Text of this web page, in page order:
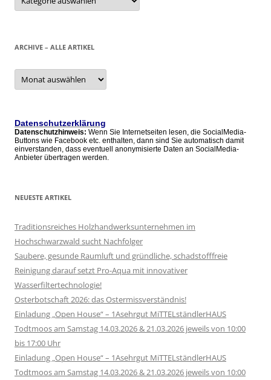
ARCHIVE – ALLE ARTIKEL
Archive
alle
Datenschutzerklärung
Datenschutzhinweis: Wenn Sie Internetseiten lesen, die SocialMedia-
Buttons wie Facebook etc. enthalten, dann sind Sie automatisch damit
einverstanden, dass eventuell anonymisierte Daten an SocialMedia-
Anbieter übertragen werden.
NEUESTE ARTIKEL
Traditionsreiches Holzhandwerksunternehmen im
Hochschwarzwald sucht Nachfolger
Saubere, gesunde Raumluft und gründliche, schadstofffreie
Reinigung darauf setzt Pro-Aqua mit innovativer
Wasserfiltertechnologie!
Osterbotschaft 2026: das Ostermissverständnis!
Einladung „Open House“ – 1Asehrgut MiTTELständlerHAUS
Todtmoos am Samstag 14.03.2026 & 21.03.2026 jeweils von 10:00
bis 17:00 Uhr
Einladung „Open House“ – 1Asehrgut MiTTELständlerHAUS
Todtmoos am Samstag 14.03.2026 & 21.03.2026 jeweils von 10:00